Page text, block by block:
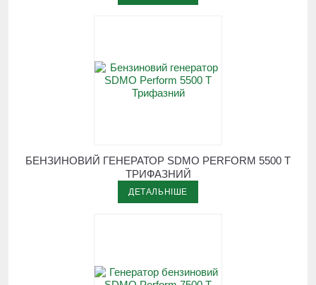
БЕНЗИНОВИЙ ГЕНЕРАТОР SDMO PERFORM 5500 T
ТРИФАЗНИЙ
ДЕТАЛЬНІШЕ